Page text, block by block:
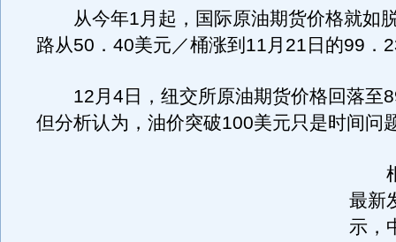
从今年1月起，国际原油期货价格就如
路从50．40美元／桶涨到11月21日的99．
12月4日，纽交所原油期货价格回落至
但分析认为，油价突破100美元只是时间问
根
最新
示，